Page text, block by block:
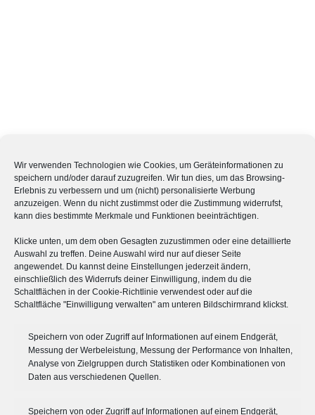
Wir verwenden Technologien wie Cookies, um Geräteinformationen zu
speichern und/oder darauf zuzugreifen. Wir tun dies, um das Browsing-
Erlebnis zu verbessern und um (nicht) personalisierte Werbung
anzuzeigen. Wenn du nicht zustimmst oder die Zustimmung widerrufst,
kann dies bestimmte Merkmale und Funktionen beeinträchtigen.
Klicke unten, um dem oben Gesagten zuzustimmen oder eine detaillierte
Auswahl zu treffen. Deine Auswahl wird nur auf dieser Seite
angewendet. Du kannst deine Einstellungen jederzeit ändern,
einschließlich des Widerrufs deiner Einwilligung, indem du die
Schaltflächen in der Cookie-Richtlinie verwendest oder auf die
Schaltfläche "Einwilligung verwalten" am unteren Bildschirmrand klickst.
Speichern von oder Zugriff auf Informationen auf einem Endgerät,
Messung der Werbeleistung, Messung der Performance von Inhalten,
Analyse von Zielgruppen durch Statistiken oder Kombinationen von
Daten aus verschiedenen Quellen.
Speichern von oder Zugriff auf Informationen auf einem Endgerät,
Aktuelles von Leeser & Will
Informationen für Unternehmen